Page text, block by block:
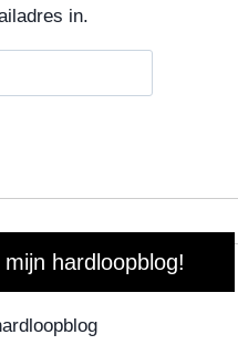
in.
hardloopblog!